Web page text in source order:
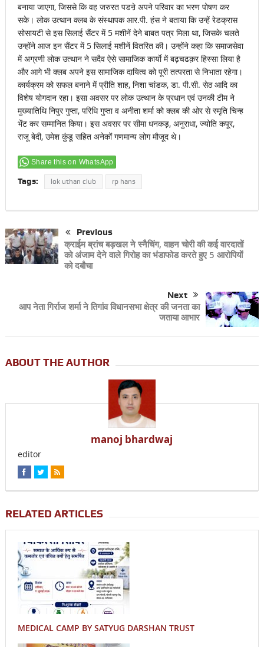
बनाया जाएगा, जिससे कि वह जरुरत पडऩे अपने परिवार का भरण पोषण कर
सके। लोक उत्थान क्लब के संस्थापक आर.पी. हंस ने बताया कि उन्हें रेडक्रास
सोसायटी से इस सिलाई सैंटर में 5 मशीनें देने बाबत पत्र मिला था, जिसके चलते
उन्होंने आज इन सैंटर में 5 सिलाई मशीनें वितरित की। उन्होंने कहा कि समाजसेवा
में अग्रणी लोक उत्थान ने सदैव ऐसे सामाजिक कार्याे में बढ़चढक़र हिस्सा लिया है
और आगे भी क्लब अपने इस सामाजिक दायित्व को पूरी तत्परता से निभाता रहेगा।
कार्यक्रम को सफल बनाने में प्रीति शाह, निशा चांडक, डा. पी.सी. सेठ आदि का
विशेष योगदान रहा। इसा अवसर पर लोक उत्थान के प्रधान एवं उनकी टीम ने
मुख्यातिथि निपुर गुप्ता, परिधि गुप्ता व अनीता शर्मा को क्लब की ओर से स्मृति चिन्ह
भेंट कर सम्मानित किया। इस अवसर पर सीमा धनकड़, अनुराधा, ज्योति कपूर,
राजू बेदी, उमेश कुंडू सहित अनेकों गणमान्य लोग मौजूद थे।
Share this on WhatsApp
Tags: lok uthan club rp hans
Previous
क्राईम ब्रांच बड़खल ने स्नैचिंग, वाहन चोरी की कई वारदातों
को अंजाम देने वाले गिरोह का भंडाफोड करते हुए 5 आरोपियों
को दबौचा
Next
आप नेता गिर्राज शर्मा ने तिगांव विधानसभा क्षेत्र की जनता का
जताया आभार
ABOUT THE AUTHOR
manoj bhardwaj
editor
RELATED ARTICLES
MEDICAL CAMP BY SATYUG DARSHAN TRUST